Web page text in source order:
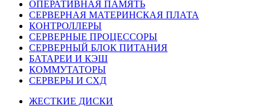
ОПЕРАТИВНАЯ ПАМЯТЬ
СЕРВЕРНАЯ МАТЕРИНСКАЯ ПЛАТА
КОНТРОЛЛЕРЫ
СЕРВЕРНЫЕ ПРОЦЕССОРЫ
СЕРВЕРНЫЙ БЛОК ПИТАНИЯ
БАТАРЕИ И КЭШ
КОММУТАТОРЫ
СЕРВЕРЫ И СХД
ЖЕСТКИЕ ДИСКИ